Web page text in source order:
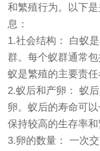
和繁殖行为。以下
息：
1.社会结构： 白蚁
群。每个蚁群通常
蚁是繁殖的主要责任
2.蚁后和产卵： 蚁
卵。蚁后的寿命可
保持较高的生存率和
3.卵的数量： 一次